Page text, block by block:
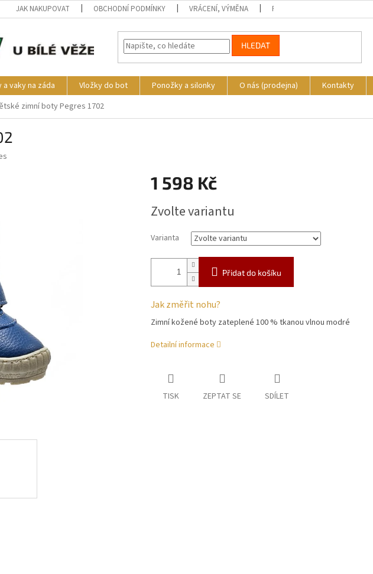
JAK NAKUPOVAT OBCHODNÍ PODMÍNKY VRÁCENÍ, VÝMĚNA REKLAMACE
HLEDAT
vaky na záda Vložky do bot Ponožky a silonky O nás (prodejna) Kontakty
zimní boty Pegres 1702
1 598 Kč
cena:
Zvolte variantu
Varianta
Přidat do košíku
Jak změřit nohu?
Zimní kožené boty zateplené 100 % tkanou vlnou modré
Detailní informace
TISK ZEPTAT SE SDÍLET